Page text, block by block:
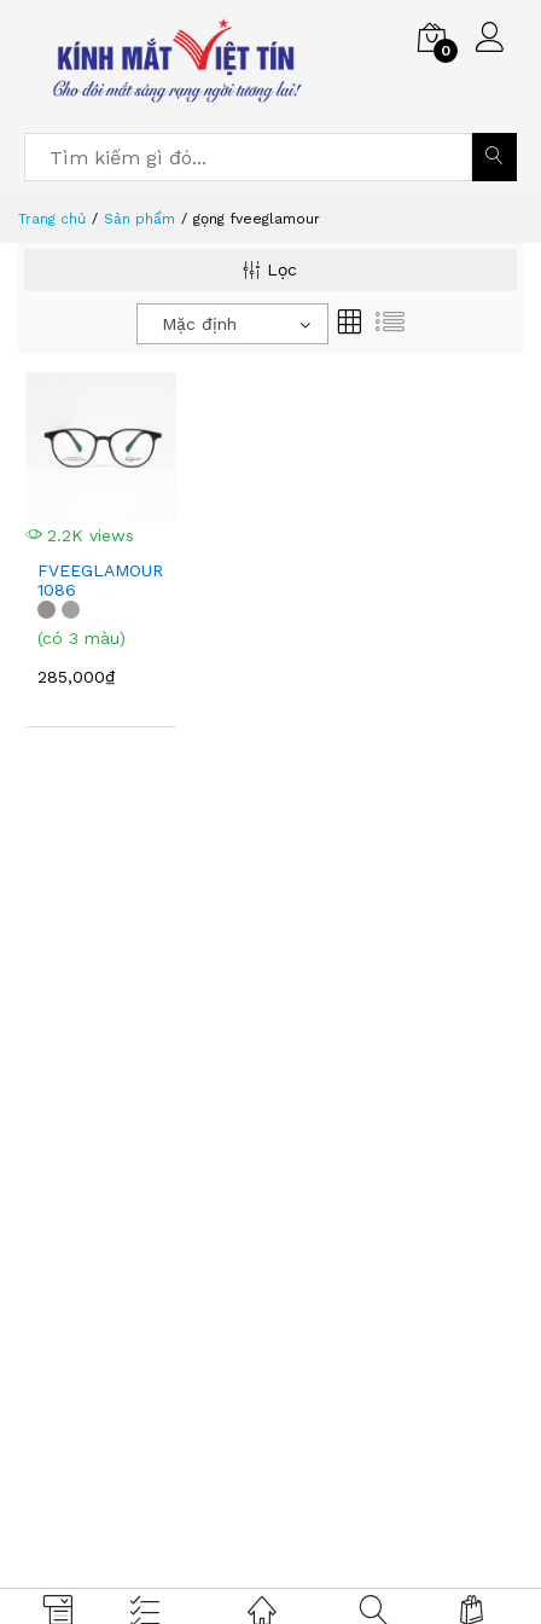
0
Trang chủ Sản phẩm gọng fveeglamour
Lọc
Mặc định
2.2K views
FVEEGLAMOUR
1086
(có 3 màu)
285,000₫